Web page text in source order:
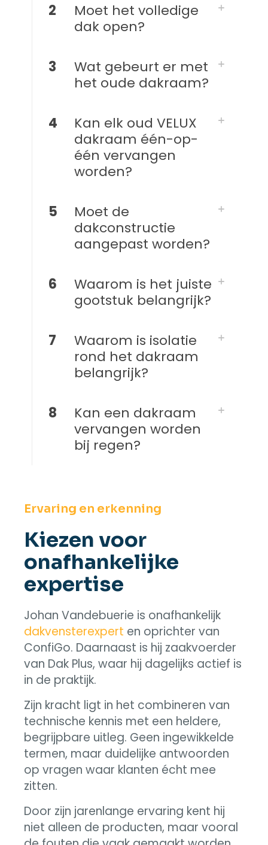
2
Moet het volledige
dak open?
3
Wat gebeurt er met
het oude dakraam?
4
Kan elk oud VELUX
dakraam één-op-
één vervangen
worden?
5
Moet de
dakconstructie
aangepast worden?
6
Waarom is het juiste
gootstuk belangrijk?
7
Waarom is isolatie
rond het dakraam
belangrijk?
8
Kan een dakraam
vervangen worden
bij regen?
Ervaring en erkenning
Kiezen voor
onafhankelijke
expertise
Johan Vandebuerie is onafhankelijk
dakvensterexpert en oprichter van
ConfiGo. Daarnaast is hij zaakvoerder
van Dak Plus, waar hij dagelijks actief is
in de praktijk.
Zijn kracht ligt in het combineren van
technische kennis met een heldere,
begrijpbare uitleg. Geen ingewikkelde
termen, maar duidelijke antwoorden
op vragen waar klanten écht mee
zitten.
Door zijn jarenlange ervaring kent hij
niet alleen de producten, maar vooral